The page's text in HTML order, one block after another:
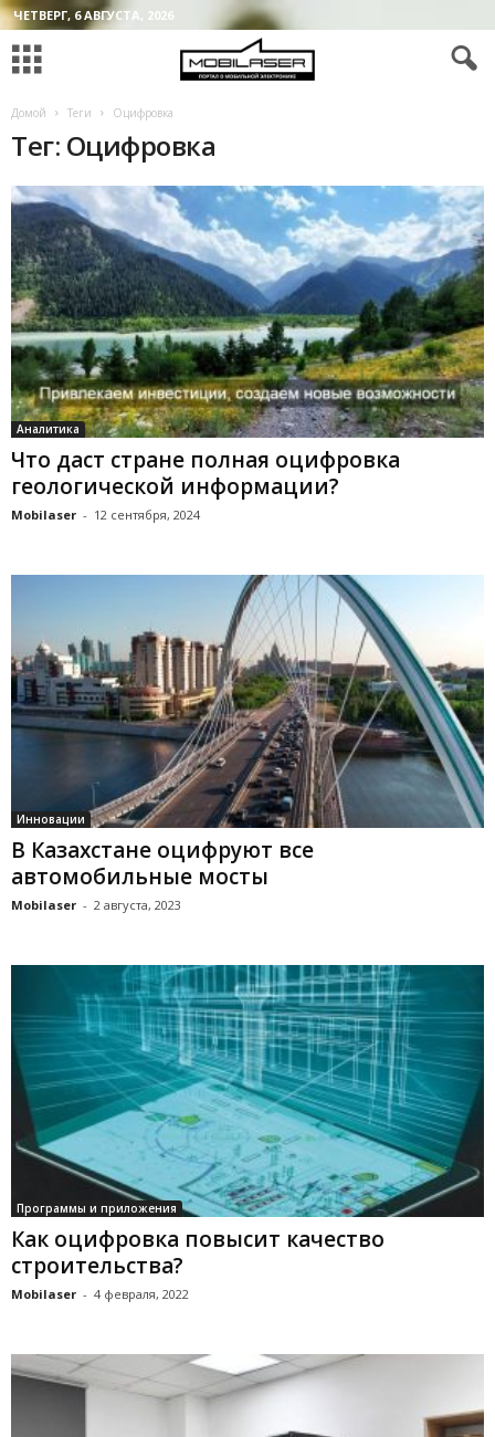
ЧЕТВЕРГ, 6 АВГУСТА, 2026
Домой Теги Оцифровка
Тег: Оцифровка
Аналитика
Что даст стране полная оцифровка
геологической информации?
Mobilaser - 12 сентября, 2024
Инновации
В Казахстане оцифруют все
автомобильные мосты
Mobilaser - 2 августа, 2023
Программы и приложения
Как оцифровка повысит качество
строительства?
Mobilaser - 4 февраля, 2022